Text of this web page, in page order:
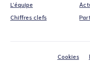
L’équipe
Chiffres clefs
Cookies